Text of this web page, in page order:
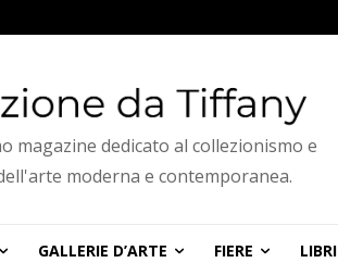
magazine dedicato al collezionismo e
moderna e contemporanea.
GALLERIE D’ARTE FIERE LIBRI